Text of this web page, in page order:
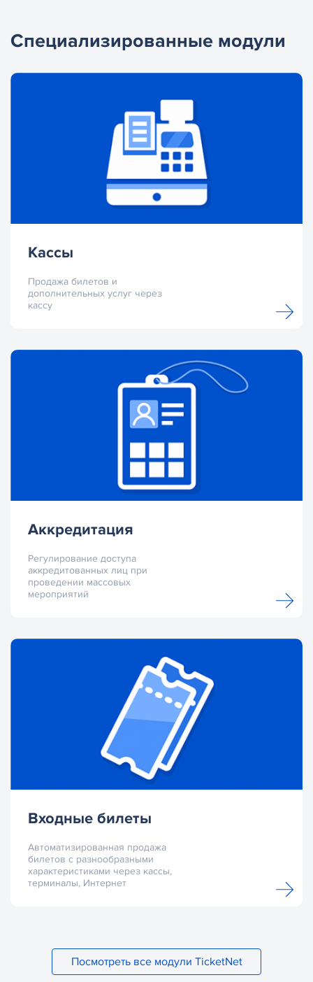
Cпециализированные модули
Кассы
Продажа билетов и
дополнительных услуг через
кассу
Аккредитация
Регулирование доступа
аккредитованных лиц при
проведении массовых
мероприятий
Входные билеты
Автоматизированная продажа
билетов с разнообразными
характеристиками через кассы,
терминалы, Интернет
Посмотреть все модули TicketNet